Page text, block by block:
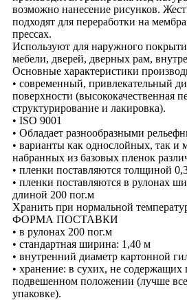
возможно нанесение рисунков.
подходят для переработки на
прессах.
Используют для наружного
мебели, дверей, дверных рам,
Основные характеристики
• современный, привлекательный
поверхности (высококачественная
структурирование и лакировка).
• ISO 9001
• Обладает разнообразными
• варианты как однослойных, так и
набранных из базовых пленок
• пленки поставляются толщиной
• пленки поставляются в рулонах
длиной 200 пог.м
Хранить при нормальной
ФОРМА ПОСТАВКИ
• в рулонах 200 пог.м
• стандартная ширина: 1,40 м
• внутренний диаметр картонной
• хранение: в сухих, не
подвешенном положении (лучше
упаковке).